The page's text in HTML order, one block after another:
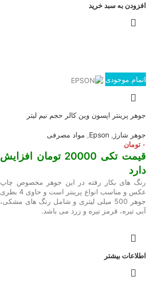
افزودن به سبد خرید
اتمام موجودی
جوهر پرینتر اپسون وین کالر حجم نیم لیتر
جوهر شارژ ,
Epson
, مواد مصرفی
۰ تومان
قیمت تکی 20000 تومان افزایش
دارد
رنگ های بکار رفته در این جوهر مخصوص چاپ
عکس و مناسب انواع پرینتر است و حاوی 4 بطری
جوهر 500 میلی لیتری و شامل رنگ های مشکی،
آبی تیره، قرمز تیره و زرد می باشد.
اطلاعات بیشتر